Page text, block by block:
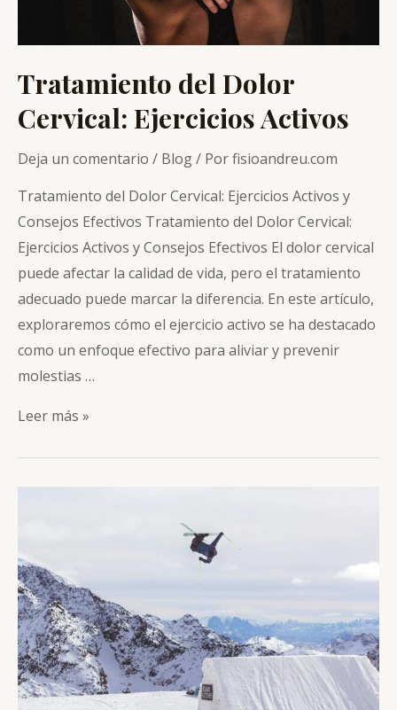
Tratamiento del Dolor
Cervical: Ejercicios Activos
Deja un comentario / Blog/ Porfisioandreu.com
Tratamiento del Dolor Cervical: Ejercicios Activos y
Consejos Efectivos Tratamiento del Dolor Cervical:
Ejercicios Activos y Consejos Efectivos El dolor cervical
puede afectar la calidad de vida, pero el tratamiento
adecuado puede marcar la diferencia. En este artículo,
exploraremos cómo el ejercicio activo se ha destacado
como un enfoque efectivo para aliviar y prevenir
molestias …
Tratamiento
Cervical:
Leer más »